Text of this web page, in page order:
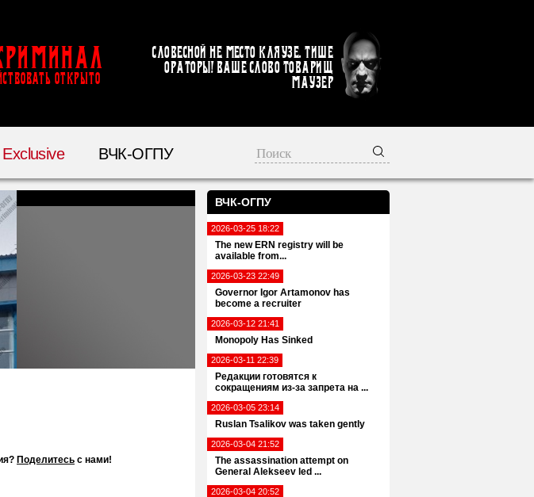
ОТКРЫТО
Словесной не место кляузе. Тише
ораторы! Ваше слово товарищ
Маузер
Exclusive ВЧК-ОГПУ
ВЧК-ОГПУ
2026-03-25 18:22
The new ERN registry will be
available from...
2026-03-23 22:49
Governor Igor Artamonov has
become a recruiter
2026-03-12 21:41
Monopoly Has Sinked
2026-03-11 22:39
Редакции готовятся к
сокращениям из-за запрета на ...
2026-03-05 23:14
Ruslan Tsalikov was taken gently
2026-03-04 21:52
The assassination attempt on
General Alekseev led ...
2026-03-04 20:52
Поделитесь с нами!